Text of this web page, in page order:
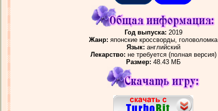
Год выпуска: 2019
Жанр: японские кроссворды, головоломка
Язык: английский
Лекарство: не требуется (полная версия)
Размер: 48.43 МБ